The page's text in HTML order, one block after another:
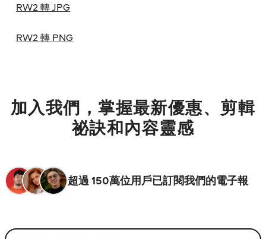
RW2 轉 JPG
RW2 轉 PNG
加入我們，掌握最新優惠、剪輯
祕訣和內容靈感
超過 150萬位用戶已訂閱我們的電子報